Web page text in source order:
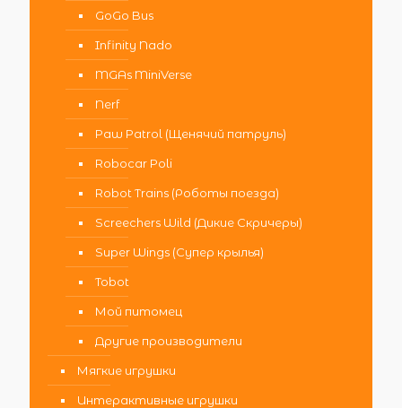
GoGo Bus
Infinity Nado
MGAs MiniVerse
Nerf
Paw Patrol (Щенячий патруль)
Robocar Poli
Robot Trains (Роботы поезда)
Screechers Wild (Дикие Скричеры)
Super Wings (Супер крылья)
Tobot
Мой питомец
Другие производители
Мягкие игрушки
Интерактивные игрушки